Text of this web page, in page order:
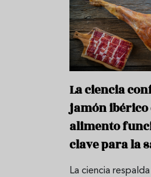
La ciencia
jamón ibérico
alimento
clave para la
La ciencia